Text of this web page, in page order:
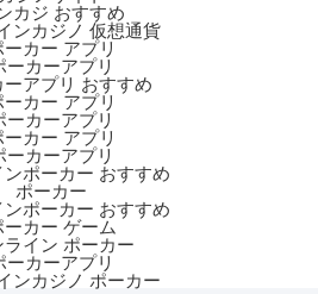
カジ おすすめ
ンカジノ 仮想通貨
ーカー アプリ
ーカーアプリ
アプリ おすすめ
カー アプリ
ーカーアプリ
カー アプリ
ーカーアプリ
ポーカー おすすめ
ポーカー
ポーカー おすすめ
ーカー ゲーム
ライン ポーカー
ーカーアプリ
ンカジノ ポーカー